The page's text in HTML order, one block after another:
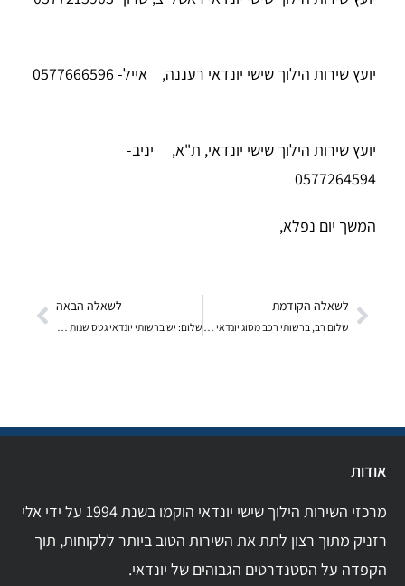
יועץ שירות הילוך שישי יונדאי רעננה, אייל- 0577666596
יועץ שירות הילוך שישי יונדאי, ת"א, יניב-
0577264594
המשך יום נפלא,
לשאלה הקודמת לשאלה הבאה
אודות
מרכזי השירות הילוך שישי יונדאי הוקמו בשנת 1994 על ידי אלי
רזניק מתוך רצון לתת את השירות הטוב ביותר ללקוחות, תוך
הקפדה על הסטנדרטים הגבוהים של יונדאי.